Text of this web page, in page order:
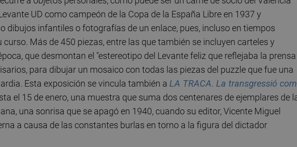
UD como campeón de la Copa de la España Libre en 1937 y
dibujos infantiles o fotografías de un enlace, pues, incluso en tiempos
Más de 450 piezas, entre las que también se incluyen carteles y
que desmontan el "estereotipo del Levante feliz que reflejaba la prensa
para dibujar un mosaico con todas las piezas del puzzle que fue una
Esta exposición se vincula también a LA TRACA. La transgressió
el 15 de enero, una muestra que suma dos centenares de ejemplares de
una sonrisa que se apagó en 1940, cuando su editor, Vicente Miguel
a causa de las constantes burlas en torno a la figura del dictador